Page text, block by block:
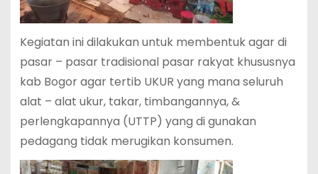
Kegiatan ini dilakukan untuk membentuk agar di
pasar – pasar tradisional pasar rakyat khususnya
kab Bogor agar tertib UKUR yang mana seluruh
alat – alat ukur, takar, timbangannya, &
perlengkapannya (UTTP) yang di gunakan
pedagang tidak merugikan konsumen.